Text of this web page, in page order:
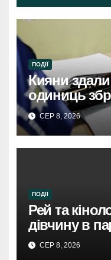
ПОДІЇ
Кияни
одиниць
СЕР 8, 2026
ПОДІЇ
Рей та
дівчину в
СЕР 8, 2026